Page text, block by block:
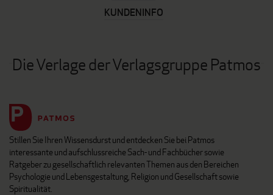
KUNDENINFO
Die Verlage der Verlagsgruppe Patmos
Stillen Sie Ihren Wissensdurst und entdecken Sie bei Patmos
interessante und aufschlussreiche Sach- und Fachbücher sowie
Ratgeber zu gesellschaftlich relevanten Themen aus den Bereichen
Psychologie und Lebensgestaltung, Religion und Gesellschaft sowie
Spiritualität.